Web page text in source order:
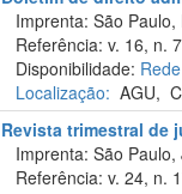
Imprenta: São Paulo,
Referência: v. 16, n.
Disponibilidade:
Localização: AGU,
Revista trimestral de
Imprenta: São Paulo,
Referência: v. 24, n.